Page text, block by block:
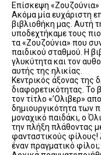
Επίσκεψη
Ακόμα μία ευχάριστη
βιβλιοθήκη μας. Αυτή
υποδεχτήκαμε τους
τα «Ζουζούνια» που
παιδικού σταθμού. Η
γλυκύτητα και τον
αυτής της ηλικίας.
Κεντρικός άξονας της
διαφορετικότητας. Το
τον τίτλο «’Ολιβερ»
δημιουργικότητα των
μοναχικό παιδάκι, ο
την πλήξη πλάθοντας
φανταστικούς φίλους!
έναν πραγματικό φίλοι;